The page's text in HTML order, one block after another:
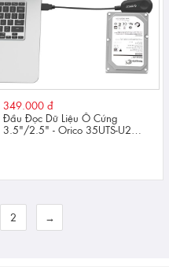
349.000 đ
Đầu Đọc Dữ Liệu Ổ Cứng
3.5"/2.5" - Orico 35UTS-U2
2 →